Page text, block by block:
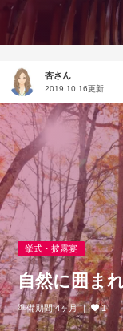
杏さん
2019.10.16更新
挙式・披露宴
自然に囲ま
準備期間 4ヶ月 1